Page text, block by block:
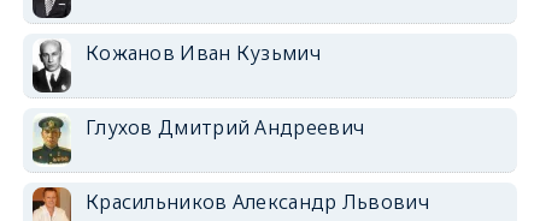
Кожанов Иван Кузьмич
Глухов Дмитрий Андреевич
Красильников Александр Львович